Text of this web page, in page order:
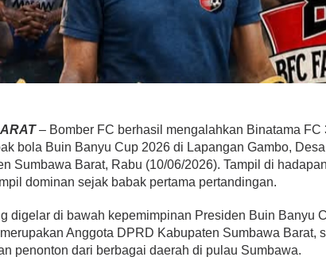
– Bomber FC berhasil mengalahkan Binatama FC
bola Buin Banyu Cup 2026 di Lapangan Gambo,
Sumbawa Barat, Rabu (10/06/2026). Tampil di
dominan sejak babak pertama pertandingan.
digelar di bawah kepemimpinan Presiden Buin Banyu
Anggota DPRD Kabupaten Sumbawa Barat,
penonton dari berbagai daerah di pulau Sumbawa.
Nurjannah Sampaikan Pesan
Sarat Makna
Di HEADLINE, KSB, Politik, SOSOK | April 21, 2026
Baru
Di HEADLINE,
2026